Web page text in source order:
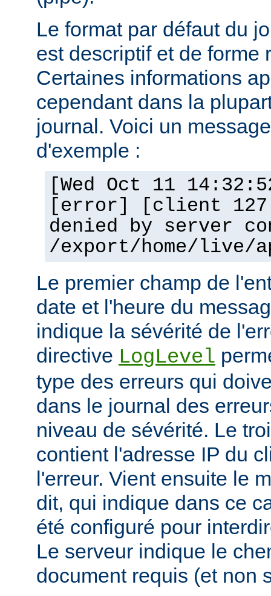
Le format par défaut du
est descriptif et de forme
Certaines informations
cependant dans la
journal. Voici un
d'exemple :
[Wed Oct 11
[error] [client
denied by server
/export/home/live/
Le premier champ de
date et l'heure du
indique la sévérité de
directive LogLevel
type des erreurs qui
dans le journal des
niveau de sévérité. Le
contient l'adresse IP du
l'erreur. Vient ensuite le
dit, qui indique dans ce
été configuré pour
Le serveur indique le
document requis (et non